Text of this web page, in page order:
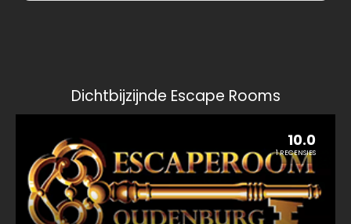
Dichtbijzijnde Escape Rooms
10.0
1 RECENSIES